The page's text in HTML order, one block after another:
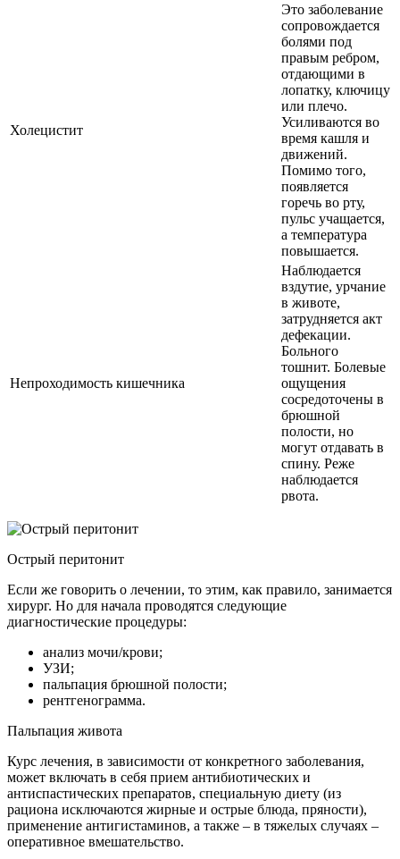
Холецистит
Это заболевание
сопровождается
болями под
правым ребром,
отдающими в
лопатку, ключицу
или плечо.
Усиливаются во
время кашля и
движений.
Помимо того,
появляется
горечь во рту,
пульс учащается,
а температура
повышается.
Непроходимость кишечника
Наблюдается
вздутие, урчание
в животе,
затрудняется акт
дефекации.
Больного
тошнит. Болевые
ощущения
сосредоточены в
брюшной
полости, но
могут отдавать в
спину. Реже
наблюдается
рвота.
Острый перитонит
Если же говорить о лечении, то этим, как правило, занимается
хирург. Но для начала проводятся следующие
диагностические процедуры:
анализ мочи/крови;
УЗИ;
пальпация брюшной полости;
рентгенограмма.
Пальпация живота
Курс лечения, в зависимости от конкретного заболевания,
может включать в себя прием антибиотических и
антиспастических препаратов, специальную диету (из
рациона исключаются жирные и острые блюда, пряности),
применение антигистаминов, а также – в тяжелых случаях –
оперативное вмешательство.